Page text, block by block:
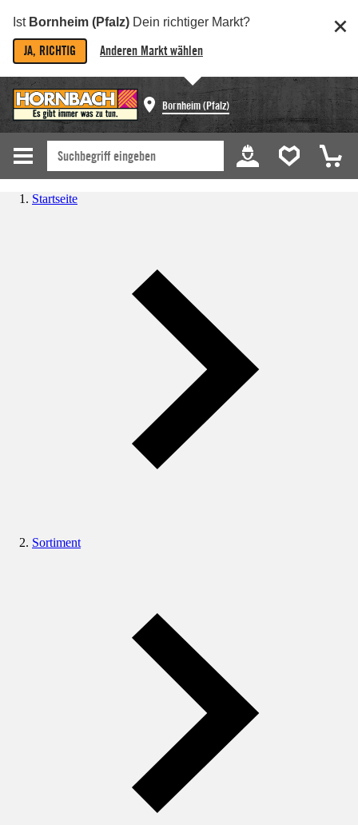
Ist Bornheim (Pfalz) Dein richtiger Markt?
JA, RICHTIG Anderen Markt wählen
Bornheim (Pfalz)
Startseite
Sortiment